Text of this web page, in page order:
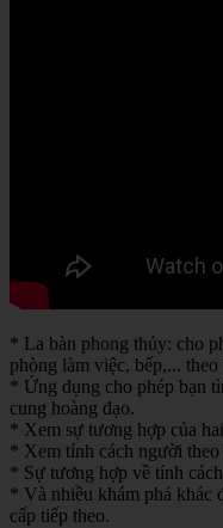
* La bàn phong thủy: cho
phòng làm việc, bếp,...
* Ứng dụng cho phép bạn
cung hoàng đạo.
* Xem sự tương hợp của
* Xem tính cách người theo
* Sự tương hợp về tính
* Và nhiều khám phá khác
cấp tiếp theo.